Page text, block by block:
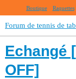
Boutique Raquettes
Forum de tennis de
Echangé
OFF]